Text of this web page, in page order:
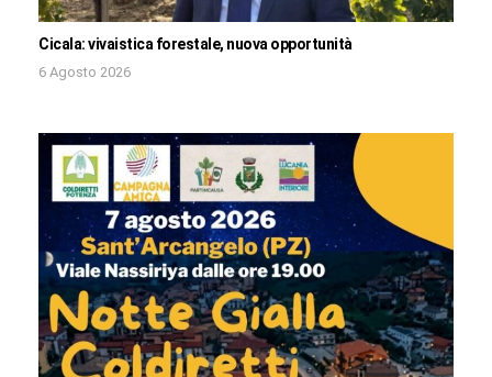
Cicala: vivaistica forestale, nuova opportunità
6 Agosto 2026